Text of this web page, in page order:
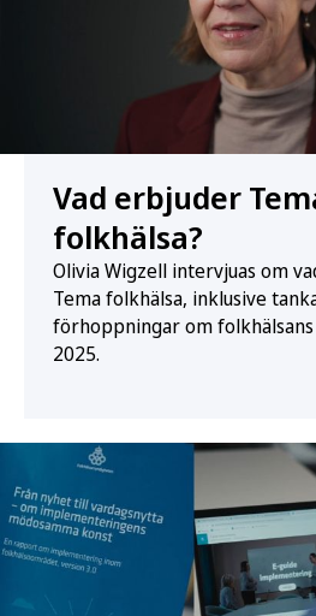
Vad erbjuder
folkhälsa?
Olivia Wigzell intervjuas om
Tema folkhälsa, inklusive
förhoppningar om
2025.